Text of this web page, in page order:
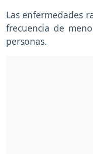
Las enfermedades
frecuencia de
personas.